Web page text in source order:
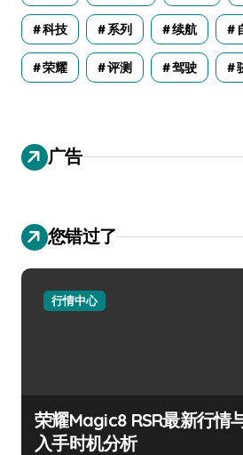
科技 系列 续航
荣耀 评测 驾驶
广告
您错过了
行情中心
荣耀Magic8 RSR最新行情
入手时机分析